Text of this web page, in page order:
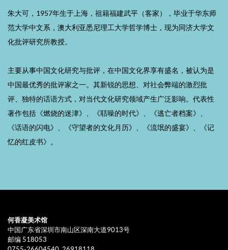
朱大可，1957年生于上海，祖籍福建武平（客家），毕业于华东师
范大学中文系，澳大利亚悉尼理工大学哲学博士，现为同济大学文
化批评研究所教授。
主要从事中国文化研究与批评，在中国文化界享有盛名，被认为是
中国最优秀的批评家之一。其新锐的思想、对社会弊端的激烈批
评、独特的话语方式，对当代文化研究领域产生广泛影响。代表性
著作包括《燃烧的迷津》、《聒噪的时代》、《逃亡者档案》、
《话语的闪电》、《守望者的文化月历》、《流氓的盛宴》、《记
忆的红皮书》。
何香凝美术馆
中国广东省深圳市南山区深南大道9013号
邮编 518053